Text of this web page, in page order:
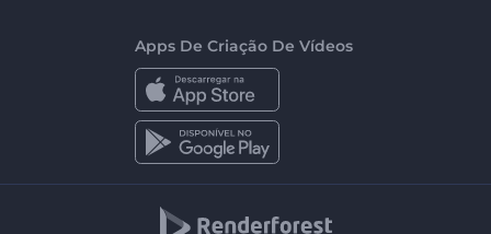
Apps De Criação De Vídeos